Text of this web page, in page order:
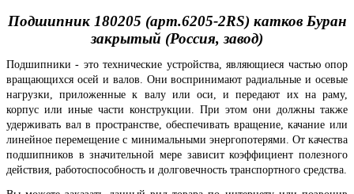
Подшипник 180205 (арт.6205-2RS) катков Буран
закрытый (Россия, завод)
Подшипники - это технические устройства, являющиеся частью опор
вращающихся осей и валов. Они воспринимают радиальные и осевые
нагрузки, приложенные к валу или оси, и передают их на раму,
корпус или иные части конструкции. При этом они должны также
удерживать вал в пространстве, обеспечивать вращение, качание или
линейное перемещение с минимальными энергопотерями. От качества
подшипников в значительной мере зависит коэффициент полезного
действия, работоспособность и долговечность транспортного средства.